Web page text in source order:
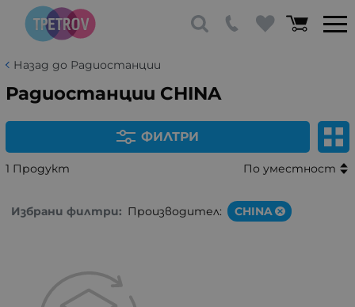
Назад до Радиостанции
Радиостанции CHINA
ФИЛТРИ
1 Продукт По уместност
Избрани филтри: Производител: CHINA